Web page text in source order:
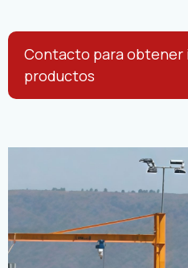
Contacto para obtener
productos